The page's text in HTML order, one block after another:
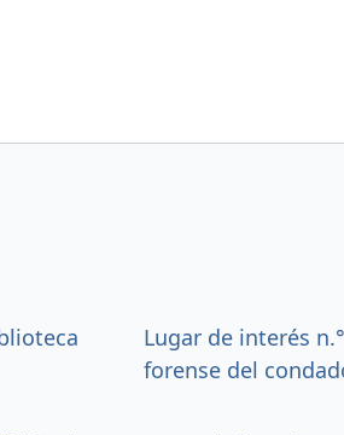
Lugar de interés
forense del